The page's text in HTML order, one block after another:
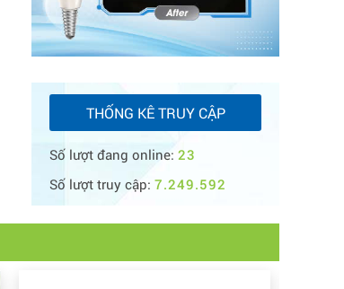
THỐNG KÊ TRUY CẬP
Số lượt đang online: 23
Số lượt truy cập: 7.249.592